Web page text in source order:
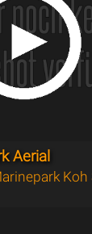
Aerial
Koh